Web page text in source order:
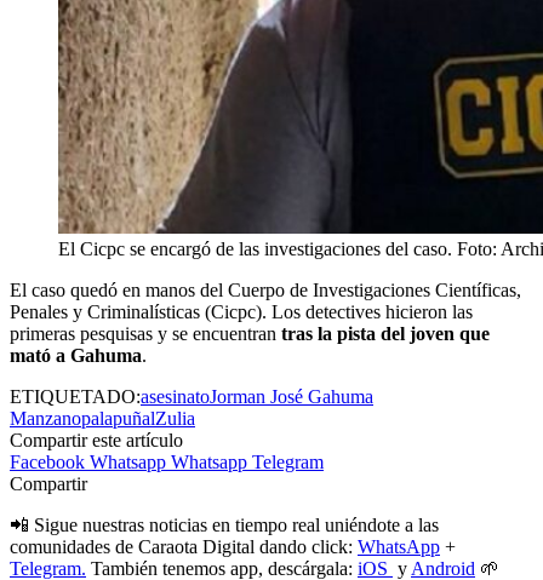
El Cicpc se encargó de las investigaciones del caso. Foto:
El caso quedó en manos del Cuerpo de Investigaciones Científicas,
Penales y Criminalísticas (Cicpc). Los detectives hicieron las
primeras pesquisas y se encuentran tras la pista del joven que
mató a Gahuma.
ETIQUETADO:asesinatoJorman José Gahuma
ManzanopalapuñalZulia
Compartir este artículo
Facebook Whatsapp Whatsapp Telegram
Compartir
📲 Sigue nuestras noticias en tiempo real uniéndote a las
comunidades de Caraota Digital dando click: WhatsApp +
Telegram. También tenemos app, descárgala: iOS y Android 🌱